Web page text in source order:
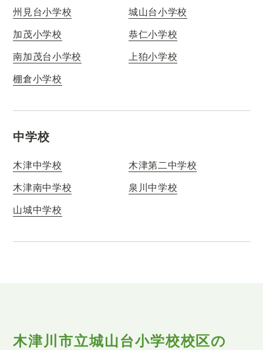
州見台小学校
城山台小学校
加茂小学校
恭仁小学校
南加茂台小学校
上狛小学校
棚倉小学校
中学校
木津中学校
木津第二中学校
木津南中学校
泉川中学校
山城中学校
木津川市立城山台小学校校区の